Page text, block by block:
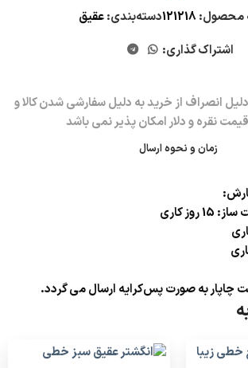
محصول:121218دسته‌بندی:عقیق
اشتراک گذاری:
زمان و نحوه ارسال
کاری
چاپار به صورت پس‌کرایه ارسال می گردد.